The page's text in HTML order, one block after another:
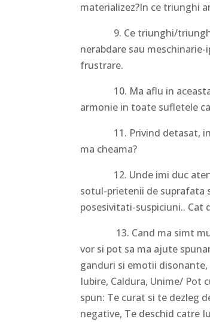
materializez?In ce triunghi
9. Ce triunghi/triunghiuri
nerabdare sau
frustrare.
10. Ma aflu in aceasta
armonie in toate sufletele
11. Privind detasat,
ma cheama?
12. Unde imi duc atentia
sotul-prietenii de suprafata
posesivitati-suspiciuni.. Cat
13. Cand ma simt
vor si pot sa ma ajute
ganduri si emotii disonante,
Iubire, Caldura, Unime/ Pot
spun: Te curat si te dezleg
negative, Te deschid catre